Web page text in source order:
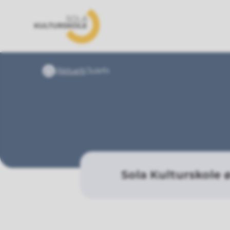
Sola kulturskole
Du er her:
Forside
Aktuelt Julefri
Sola Kulturskole